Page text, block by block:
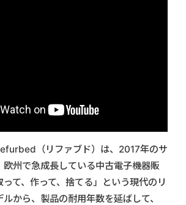
（リファブド）は、2017年のサ
欧州で急成長している中古電子機器販
て、作って、捨てる」という現代のリ
から、製品の耐用年数を延ばして、